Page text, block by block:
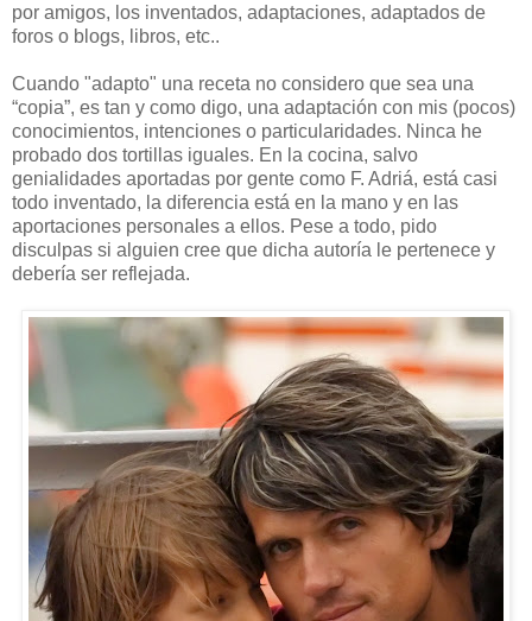
por amigos, los inventados, adaptaciones, adaptados de
foros o blogs, libros, etc..
Cuando "adapto" una receta no considero que sea una
“copia”, es tan y como digo, una adaptación con mis (pocos)
conocimientos, intenciones o particularidades. Ninca he
probado dos tortillas iguales. En la cocina, salvo
genialidades aportadas por gente como F. Adriá, está casi
todo inventado, la diferencia está en la mano y en las
aportaciones personales a ellos. Pese a todo, pido
disculpas si alguien cree que dicha autoría le pertenece y
debería ser reflejada.